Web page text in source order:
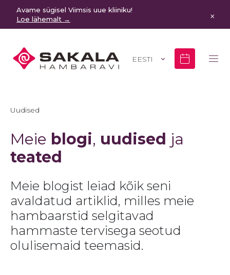
Avame sügisel Viimsis uue kliiniku!
Loe lähemalt →
×
EESTI
Uudised
Meie blogi, uudised ja
teated
Meie blogist leiad kõik seni
avaldatud artiklid, milles meie
hambaarstid selgitavad
hammaste tervisega seotud
olulisemaid teemasid.